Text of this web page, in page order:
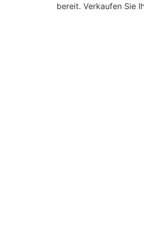
bereit. Verkaufen Sie